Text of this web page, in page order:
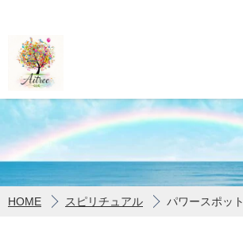
HOME スピリチュアル パワースポット